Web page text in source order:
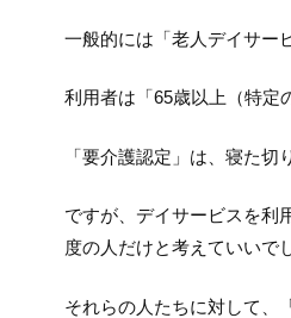
一般的には「老人デイサー
利用者は「65歳以上（特定
「要介護認定」は、寝た
ですが、デイサービスを利
度の人だけと考えていいで
それらの人たちに対して、